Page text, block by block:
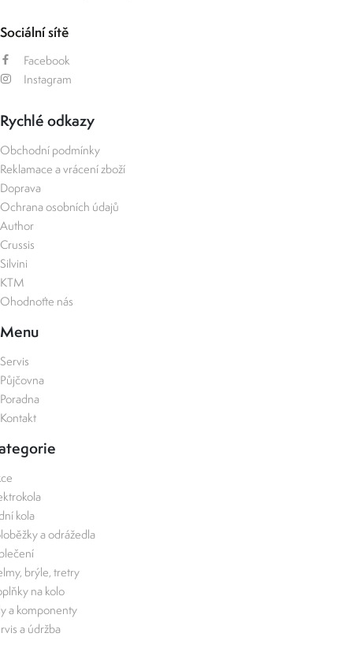
Sociální sítě
Facebook
Instagram
Rychlé odkazy
Obchodní podmínky
Reklamace a vrácení zboží
Doprava
Ochrana osobních údajů
Author
Crussis
Silvini
KTM
Ohodnoťte nás
Menu
Servis
Půjčovna
Poradna
Kontakt
kola
a odrážedla
brýle, tretry
na kolo
a komponenty
a údržba